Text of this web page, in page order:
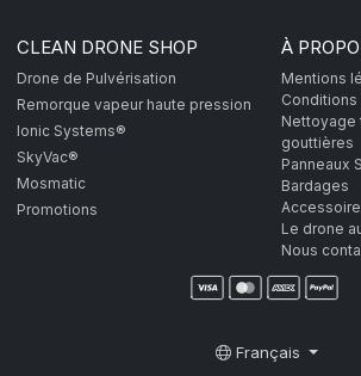
CLEAN DRONE SHOP
Drone de Pulvérisation
Remorque vapeur haute pression
Ionic Systems®
SkyVac®
Mosmatic
Promotions
À
Mentions
Conditions
Nettoyage
gouttières
Panneaux
Bardages
Le drone
Nous
Français